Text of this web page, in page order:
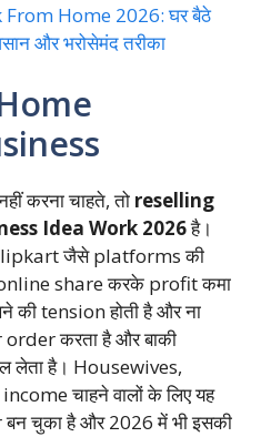
Home 2026: घर बैठे
और भरोसेमंद तरीका
करना चाहते, तो reselling
Idea Work 2026है।
जैसे platforms की
share करके profit कमा
tension होती है और ना
करता है और बाकी
लेता है। Housewives,
चाहने वालों के लिए यह
चुका है और 2026 में भी इसकी